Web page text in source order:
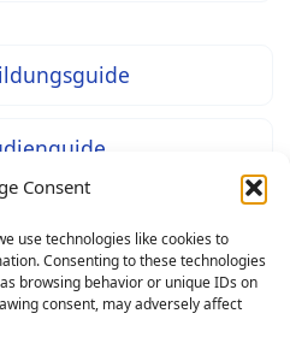
Consent
use technologies like cookies to
Consenting to these technologies
browsing behavior or unique IDs on
consent, may adversely affect